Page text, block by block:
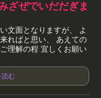
ざぜでいだだぎま
文面となりますが、 よ
ればと思い、 あえての
理解の程 宜しくお願い
読む